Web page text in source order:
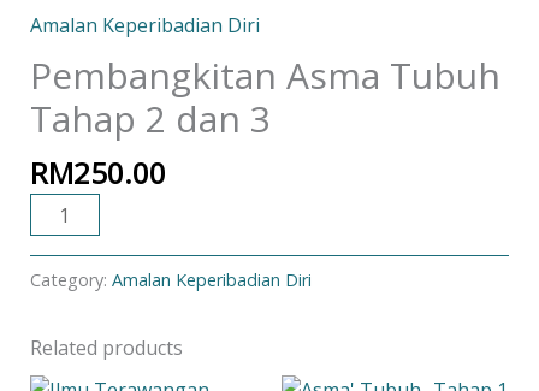
Amalan Keperibadian Diri
Pembangkitan Asma Tubuh
Tahap 2 dan 3
RM250.00
dan
3
quantity
Category: Amalan Keperibadian Diri
Related products